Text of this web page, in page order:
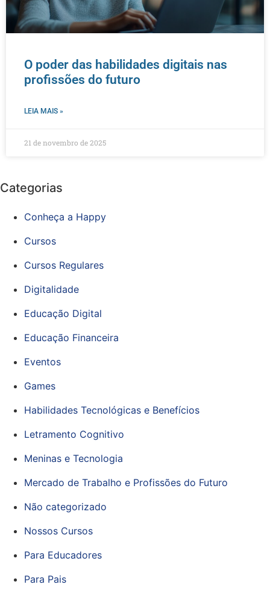
O poder das habilidades digitais nas
profissões do futuro
LEIA MAIS »
21 de novembro de 2025
Categorias
Conheça a Happy
Cursos
Cursos Regulares
Digitalidade
Educação Digital
Educação Financeira
Eventos
Games
Habilidades Tecnológicas e Benefícios
Letramento Cognitivo
Meninas e Tecnologia
Mercado de Trabalho e Profissões do Futuro
Não categorizado
Nossos Cursos
Para Educadores
Para Pais